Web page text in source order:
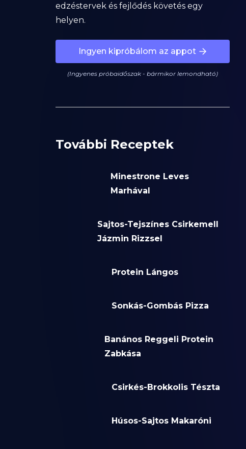
edzéstervek és fejlődés követés egy
helyen.
Ingyen kipróbálom az appot
(Ingyenes próbaidőszak - bármikor lemondható)
További Receptek
Minestrone Leves
Marhával
Sajtos-Tejszínes Csirkemell
Jázmin Rizzsel
Protein Lángos
Sonkás-Gombás Pizza
Banános Reggeli Protein
Zabkása
Csirkés-Brokkolis Tészta
Húsos-Sajtos Makaróni